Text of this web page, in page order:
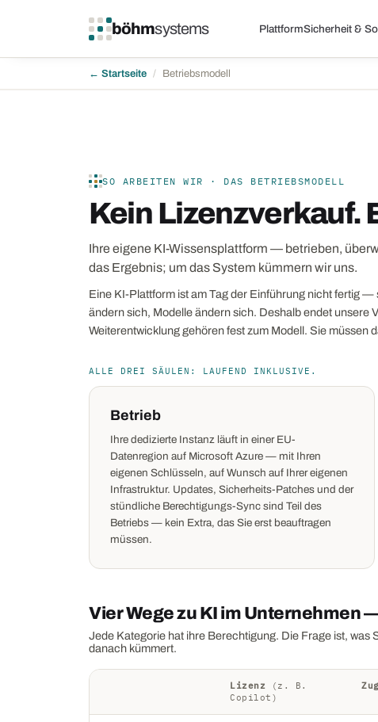
böhmsystems PlattformSicherheit &
← Startseite / Betriebsmodell
SO ARBEITEN WIR · DAS BETRIEBSMODELL
Kein Lizenzverkauf.
Ihre eigene KI-Wissensplattform — betrieben,
das Ergebnis; um das System kümmern wir uns.
Eine KI-Plattform ist am Tag der Einführung nicht fertig
ändern sich, Modelle ändern sich. Deshalb endet unsere
Weiterentwicklung gehören fest zum Modell. Sie müssen
ALLE DREI SÄULEN: LAUFEND INKLUSIVE.
Betrieb
Ihre dedizierte Instanz läuft in einer EU-
Datenregion auf Microsoft Azure — mit Ihren
eigenen Schlüsseln, auf Wunsch auf Ihrer eigenen
Infrastruktur. Updates, Sicherheits-Patches und der
stündliche Berechtigungs-Sync sind Teil des
Betriebs — kein Extra, das Sie erst beauftragen
müssen.
Vier Wege zu KI im Unternehmen
Jede Kategorie hat ihre Berechtigung. Die Frage ist,
danach kümmert.
Lizenz
(z. B.
Copilot)